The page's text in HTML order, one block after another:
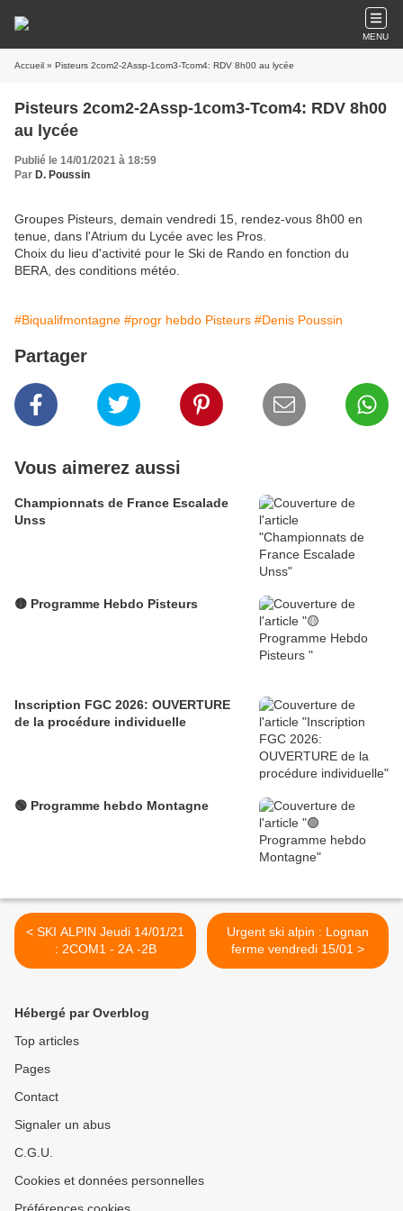
MENU
Accueil » Pisteurs 2com2-2Assp-1com3-Tcom4: RDV 8h00 au lycée
Pisteurs 2com2-2Assp-1com3-Tcom4: RDV 8h00
au lycée
Publié le 14/01/2021 à 18:59
Par D. Poussin
Groupes Pisteurs, demain vendredi 15, rendez-vous 8h00 en
tenue, dans l'Atrium du Lycée avec les Pros.
Choix du lieu d'activité pour le Ski de Rando en fonction du
BERA, des conditions météo.
#Biqualifmontagne #progr hebdo Pisteurs #Denis Poussin
Partager
Vous aimerez aussi
Championnats de France Escalade
Unss
🟡 Programme Hebdo Pisteurs
Inscription FGC 2026: OUVERTURE
de la procédure individuelle
🟢 Programme hebdo Montagne
< SKI ALPIN Jeudi 14/01/21
: 2COM1 - 2A -2B
Urgent ski alpin : Lognan
ferme vendredi 15/01 >
Hébergé par Overblog
Top articles
Pages
Contact
Signaler un abus
C.G.U.
Cookies et données personnelles